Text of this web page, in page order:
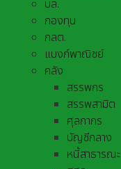
บล.
กองทุน
กลต.
แบงก์พาณิชย์
คลัง
สรรพกร
สรรพสามิต
ศุลกากร
บัญชีกลาง
หนี้สาธารณะ